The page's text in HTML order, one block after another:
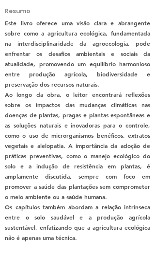
Resumo
Este livro oferece uma visão clara e abrangente
sobre como a agricultura ecológica, fundamentada
na interdisciplinaridade da agroecologia, pode
enfrentar os desafios ambientais e sociais da
atualidade, promovendo um equilíbrio harmonioso
entre produção agrícola, biodiversidade e
preservação dos recursos naturais.
Ao longo da obra, o leitor encontrará reflexões
sobre os impactos das mudanças climáticas nas
doenças de plantas, pragas e plantas espontâneas e
as soluções naturais e inovadoras para o controle,
como o uso de microrganismos benéficos, extratos
vegetais e alelopatia. A importância da adoção de
práticas preventivas, como o manejo ecológico do
solo e a indução de resistência em plantas, é
amplamente discutida, sempre com foco em
promover a saúde das plantações sem comprometer
o meio ambiente ou a saúde humana.
Os capítulos também abordam a relação intrínseca
entre o solo saudável e a produção agrícola
sustentável, enfatizando que a agricultura ecológica
não é apenas uma técnica.